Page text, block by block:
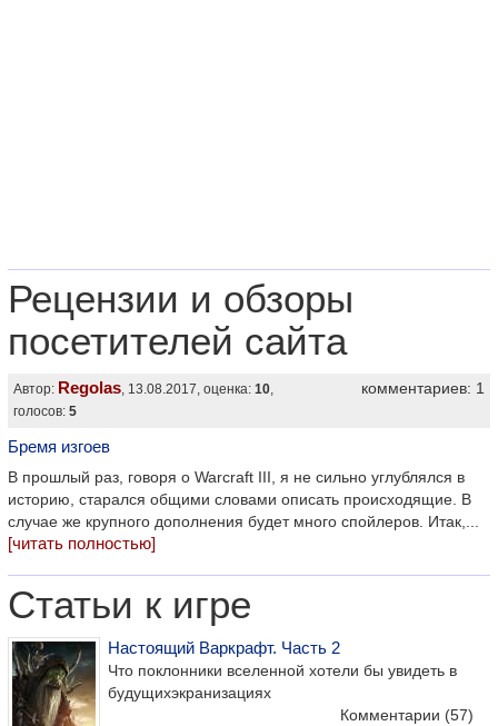
Рецензии и обзоры
посетителей сайта
Автор: Regolas, 13.08.2017, оценка: 10,
голосов: 5
комментариев: 1
Бремя изгоев
В прошлый раз, говоря о Warcraft III, я не сильно углублялся в
историю, старался общими словами описать происходящие. В
случае же крупного дополнения будет много спойлеров. Итак,...
[читать полностью]
Статьи к игре
Настоящий Варкрафт. Часть 2
Что поклонники вселенной хотели бы увидеть в
будущихэкранизациях
Комментарии (57)